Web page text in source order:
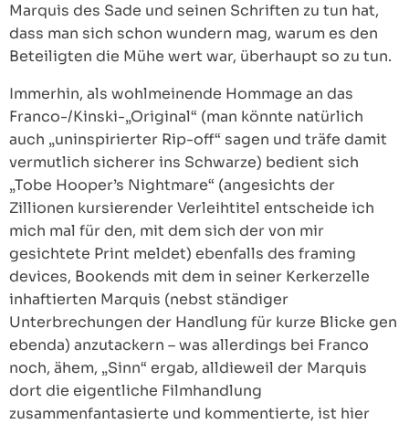
Marquis des Sade und seinen Schriften zu tun hat,
dass man sich schon wundern mag, warum es den
Beteiligten die Mühe wert war, überhaupt so zu tun.
Immerhin, als wohlmeinende Hommage an das
Franco-/Kinski-„Original“ (man könnte natürlich
auch „uninspirierter Rip-off“ sagen und träfe damit
vermutlich sicherer ins Schwarze) bedient sich
„Tobe Hooper’s Nightmare“ (angesichts der
Zillionen kursierender Verleihtitel entscheide ich
mich mal für den, mit dem sich der von mir
gesichtete Print meldet) ebenfalls des framing
devices, Bookends mit dem in seiner Kerkerzelle
inhaftierten Marquis (nebst ständiger
Unterbrechungen der Handlung für kurze Blicke gen
ebenda) anzutackern – was allerdings bei Franco
noch, ähem, „Sinn“ ergab, alldieweil der Marquis
dort die eigentliche Filmhandlung
zusammenfantasierte und kommentierte, ist hier